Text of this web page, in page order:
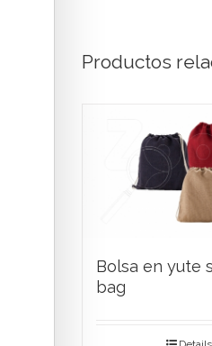
Productos
Bolsa en yute
bag